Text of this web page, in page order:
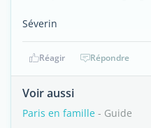
Séverin
Réagir Répondre
Voir aussi
Paris en famille - Guide